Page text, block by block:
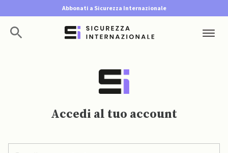
Abbonati a Sicurezza Internazionale
Accedi al tuo account